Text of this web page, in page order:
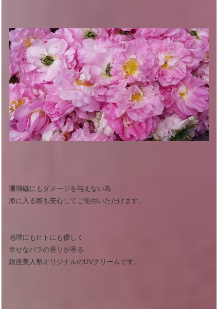
珊瑚礁にもダメージを与えない為
海に入る際も安心してご使用いただけます。
地球にもヒトにも優しく
幸せなバラの香りが香る
銀座美人塾オリジナルのUVクリームです。